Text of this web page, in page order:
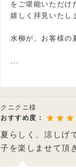
をご堪能いただけ
嬉しく拝見いたし
水柳が、お客様の
...
クニクニ様
おすすめ度：
夏らしく、涼しげ
子を楽しませて頂